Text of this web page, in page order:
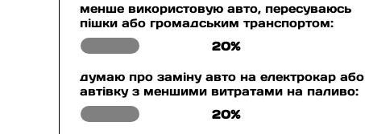
менше використовую авто, пересуваюсь
пішки або громадським транспортом:
20%
думаю про заміну авто на електрокар або
автівку з меншими витратами на паливо:
20%